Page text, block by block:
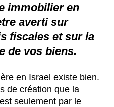
immobilier en
averti sur
fiscales et sur la
de vos biens.
en Israel existe bien.
de création que la
seulement par le